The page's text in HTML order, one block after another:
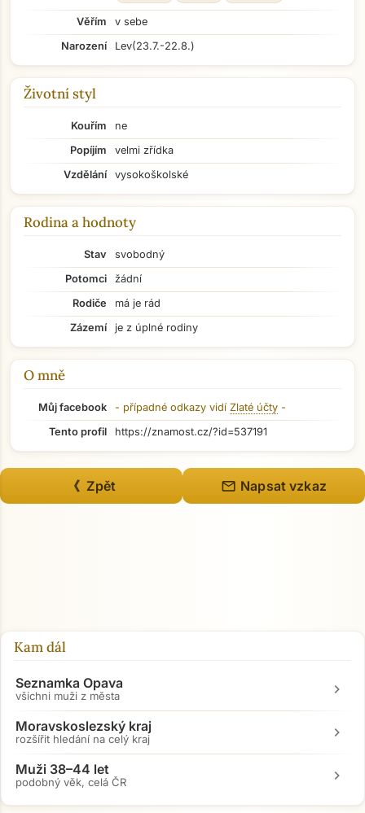
Věřím
v sebe
Narození
Lev(23.7.-22.8.)
Životní styl
Kouřím
ne
Popíjím
velmi zřídka
Vzdělání
vysokoškolské
Rodina a hodnoty
Stav
svobodný
Potomci
žádní
Rodiče
má je rád
Zázemí
je z úplné rodiny
O mně
Můj facebook - případné odkazy vidí Zlaté účty -
Tento profil
https://znamost.cz/?id=537191
《 Zpět mail Napsat vzkaz
Kam dál
Seznamka Opava
všichni muži z města chevron_right
Moravskoslezský kraj
rozšířit hledání na celý kraj chevron_right
Muži 38–44 let
podobný věk, celá ČR chevron_right